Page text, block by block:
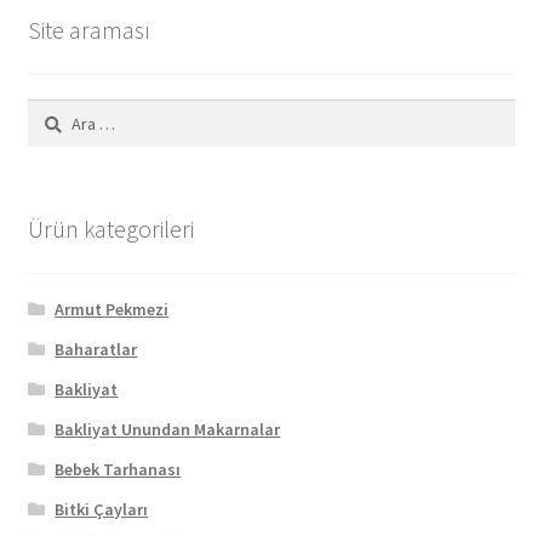
Site araması
Arama:
Ürün kategorileri
Armut Pekmezi
Baharatlar
Bakliyat
Bakliyat Unundan Makarnalar
Bebek Tarhanası
Bitki Çayları